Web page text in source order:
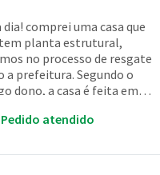
dia! comprei uma casa que
planta estrutural,
no processo de resgate
a prefeitura. Segundo o
dono, a casa é feita em
Pedido atendido